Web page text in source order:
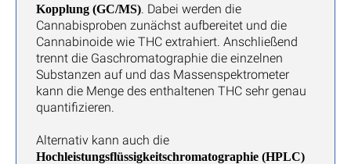
Kopplung (GC/MS) . Dabei werden die
Cannabisproben zunächst aufbereitet und die
Cannabinoide wie THC extrahiert. Anschließend
trennt die Gaschromatographie die einzelnen
Substanzen auf und das Massenspektrometer
kann die Menge des enthaltenen THC sehr genau
quantifizieren.
Alternativ kann auch die
Hochleistungsflüssigkeitschromatographie (HPLC)